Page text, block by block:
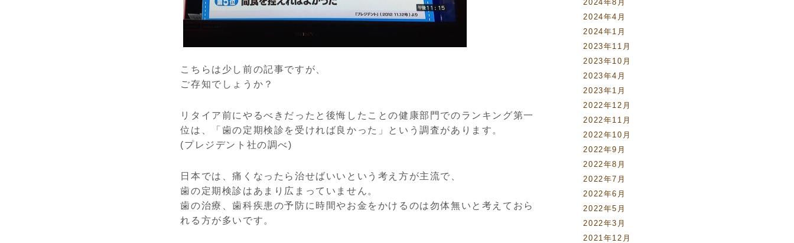
こちらは少し前の記事ですが、
ご存知でしょうか？
リタイア前にやるべきだったと後悔したことの健康部門でのランキング第一
位は、「歯の定期検診を受ければ良かった」という調査があります。
(プレジデント社の調べ)
日本では、痛くなったら治せばいいという考え方が主流で、
歯の定期検診はあまり広まっていません。
歯の治療、歯科疾患の予防に時間やお金をかけるのは勿体無いと考えておら
れる方が多いです。
2024年8月
2024年4月
2024年1月
2023年11月
2023年10月
2023年4月
2023年1月
2022年12月
2022年11月
2022年10月
2022年9月
2022年8月
2022年7月
2022年6月
2022年5月
2022年3月
2021年12月